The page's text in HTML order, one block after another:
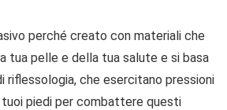
perché creato con materiali che
tua pelle e della tua salute e si basa
riflessologia, che esercitano pressioni
piedi per combattere questi